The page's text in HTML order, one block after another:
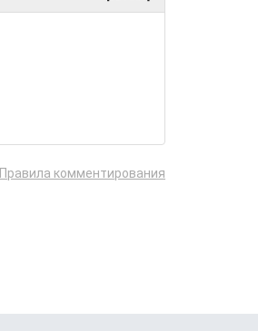
Правила комментирования